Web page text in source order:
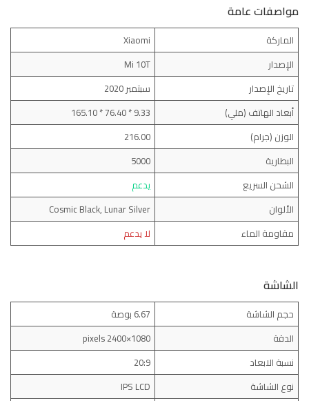
مواصفات عامة
الماركة
Xiaomi
الإصدار
Mi 10T
تاريخ الإصدار
سبتمبر 2020
أبعاد الهاتف (ملي)
9.33 * 76.40 * 165.10
الوزن (جرام)
216.00
البطارية
5000
الشحن السريع
يدعم
الألوان
Cosmic Black, Lunar Silver
مقاومة الماء
لا يدعم
الشاشة
حجم الشاشة
6.67 بوصة
الدقة
1080×2400 pixels
نسبة الابعاد
20:9
نوع الشاشة
IPS LCD